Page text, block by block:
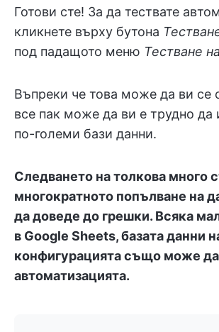
Готови сте! За да тествате
кликнете върху бутона
под падащото меню Тестване
Въпреки че това може да ви се
все пак може да ви е трудно да
по-големи бази данни.
Следването на толкова много
многократното попълване на
да доведе до грешки. Всяка
в Google Sheets, базата данни
конфигурацията също може
автоматизацията.